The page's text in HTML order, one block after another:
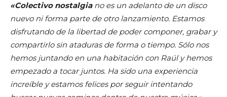
«Colectivo nostalgiano es un adelanto de un disco
nuevo ni forma parte de otro lanzamiento. Estamos
disfrutando de la libertad de poder componer, grabar y
compartirlo sin ataduras de forma o tiempo. Sólo nos
hemos juntando en una habitación con Raúl y hemos
empezado a tocar juntos. Ha sido una experiencia
increíble y estamos felices por seguir intentando